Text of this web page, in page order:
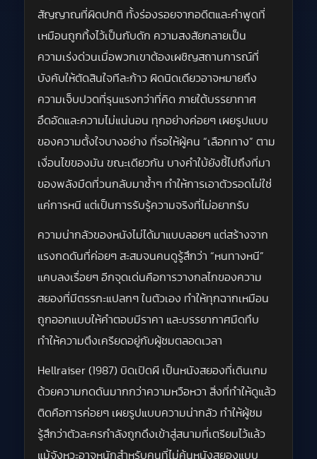
สัญญาณที่ผิดปกติ ทั้งร่องรอยจากอดีตและคำพูดที่
เหมือนถูกทิ้งไว้เป็นกับดัก ความสงสัยกลายเป็น
ความเร่งด่วนเมื่อพวกเขาต้องเผชิญสถานการณ์ที่
บังคับให้ตัดสินใจทีละก้าว ผิดนิดเดียวอาจหมายถึง
ความเจ็บปวดที่รุนแรงกว่าที่คิด ภายใต้บรรยากาศ
อึดอัดและความไม่แน่นอน ทุกอย่างค่อยๆ เผยรูปแบบ
ของความตั้งใจบางอย่าง ที่รอให้ผู้คน “เลือกทาง” ตาม
เงื่อนไขของมัน ขณะเดียวกัน บางคำใบ้ยังชี้ไปถึงที่มา
ของพลังมืดที่วนกลับมาซ้ำๆ ทำให้การเอาตัวรอดไม่ใช่
แค่การหนี แต่เป็นการรับรู้ความจริงที่ไม่อยากรับ
ความน่ากลัวของหนังไม่ได้มาแบบลอยๆ แต่สร้างจาก
แรงกดดันที่ค่อยๆ สะสมจนคนดูรู้สึกว่า “หนทางหนี”
แคบลงเรื่อยๆ อีกจุดเด่นคือการวางกลไกของความ
สยองที่มีตรรกะแปลกๆ ในตัวเอง ทำให้ทุกฉากเหมือน
ถูกออกแบบให้คำตอบมีราคา และบรรยากาศมืดทึบ
ทำให้ความตึงเครียดอยู่กับผู้ชมตลอดเวลา
Hellraiser (1987) บิดเปิดผี เป็นหนังสยองที่เดินเกม
ด้วยความกดดันมากกว่าความหวือหวา สิ่งที่ทำให้ดูแล้ว
ติดคือการค่อยๆ เผยรูปแบบความน่ากลัว ทำให้ผู้ชม
รู้สึกว่าตัวละครกำลังถูกดึงเข้าสู่สนามที่เตรียมไว้แล้ว
แม้จังหวะอาจหนักสำหรับคนที่ไม่คุ้นหนังสยองแบบ